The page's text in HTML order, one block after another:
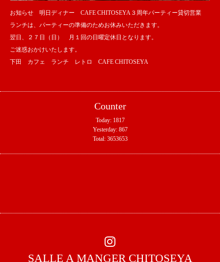
お知らせ 明日ディナー CAFE CHITOSEYA３周年パーティー貸切営業
ランチは、パーティーの準備のためお休みいただきます。
翌日、２７日（日） 月１回の日曜定休日となります。
ご迷惑おかけいたします。
下田 カフェ ランチ レトロ CAFE CHITOSEYA
Counter
Today: 1817
Yesterday: 867
Total: 3653653
SALLE A MANGER CHITOSEYA